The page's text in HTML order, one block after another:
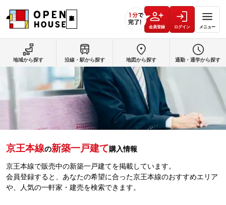
会員登録 ログイン メニュー
京王本線の新築一戸建て購入情報
京王本線で販売中の新築一戸建てを掲載しています。
会員登録すると、あなたの希望に合った京王本線のおすすめエリア
や、人気の一軒家・建売を検索できます。
地域から探す 沿線・駅から探す 地図から探す 通勤・通学から探す